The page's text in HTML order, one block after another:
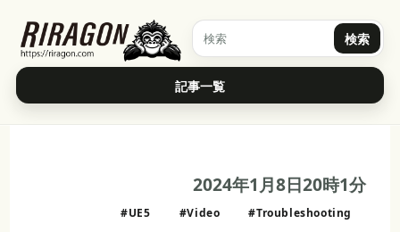
検索
記事一覧
2024年1月8日20時1分
#UE5 #Video #Troubleshooting